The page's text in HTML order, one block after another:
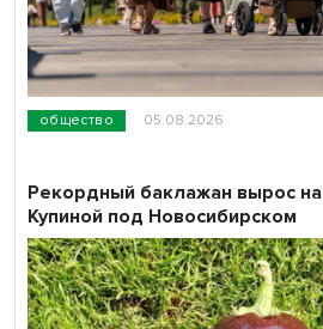
общество 05.08.2026
Рекордный баклажан вырос
Купиной под Новосибирском